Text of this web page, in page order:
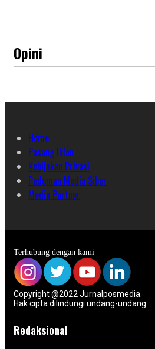
Opini
Home
Pasang Iklan
Kebijakan Privasi
Pedoman Media Siber
Media Partner
Terhubung dengan kami
Copyright @2022 Jurnalposmedia.
Hak cipta dilindungi undang-undang
Redaksional